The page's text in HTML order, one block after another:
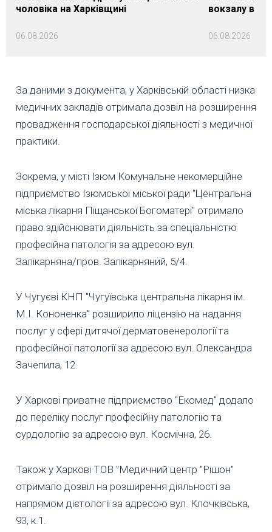
чоловіка на Харківщині
06.08.2026
вокзалу в
06.08.2026
За даними з документа, у Харківській області низка
медичних закладів отримала дозвіл на розширення
провадження господарської діяльності з медичної
практики.
Зокрема, у місті Ізюм Комунальне некомерційне
підприємство Ізюмської міської ради "Центральна
міська лікарня Піщанської Богоматері" отримало
право здійснювати діяльність за спеціальністю
професійна патологія за адресою вул.
Залікарняна/пров. Залікарняний, 5/4.
У Чугуєві КНП "Чугуївська центральна лікарня ім.
М.І. Кононенка" розширило ліцензію на надання
послуг у сфері дитячої дерматовенерології та
професійної патології за адресою вул. Олександра
Зачепила, 12.
У Харкові приватне підприємство "Екомед" додало
до переліку послуг професійну патологію та
сурдологію за адресою вул. Космічна, 26.
Також у Харкові ТОВ "Медичний центр "Рішон"
отримало дозвіл на розширення діяльності за
напрямом дієтології за адресою вул. Клочківська,
93, к.1.